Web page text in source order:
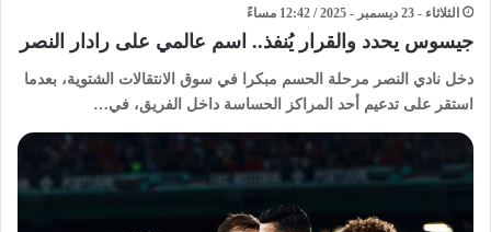
الثلاثاء - 23 ديسمبر - 2025 / 12:42 مساءً
جيسوس يحدد والقرار يُنفذ.. اسم عالمي على رادار النصر
دخل نادي النصر مرحلة الحسم مبكرا في سوق الانتقالات الشتوية، بعدما
استقر على تدعيم أحد المراكز الحساسة داخل الفريق، في…